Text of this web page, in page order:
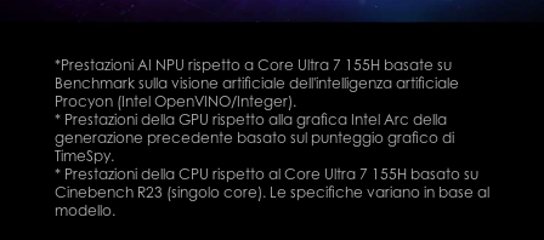
*Prestazioni AI NPU rispetto a Core Ultra 7 155H basate su
Benchmark sulla visione artificiale dell'intelligenza artificiale
Procyon (Intel OpenVINO/Integer).
* Prestazioni della GPU rispetto alla grafica Intel Arc della
generazione precedente basato sul punteggio grafico di
TimeSpy.
* Prestazioni della CPU rispetto al Core Ultra 7 155H basato su
Cinebench R23 (singolo core). Le specifiche variano in base al
modello.